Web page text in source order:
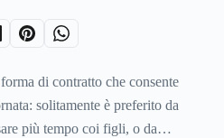
di contratto che consente
solitamente è preferito da
più tempo coi figli, o da